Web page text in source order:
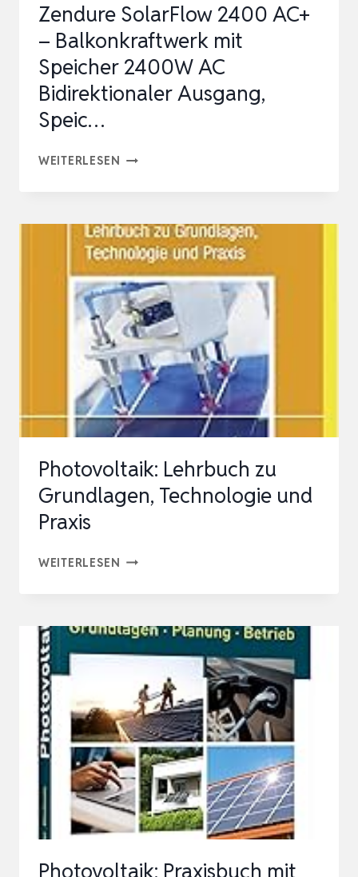
MIT
SPEICHER,1,6K…
Zendure SolarFlow 2400 AC+
– Balkonkraftwerk mit
Speicher 2400W AC
Bidirektionaler Ausgang,
Speic…
WEITERLESEN ZENDURE
AC+
–
BALKONKRAFTWERK
MIT
SPEICHER
2400W
AC
BIDIREKTIONALER
AUSGANG,
Photovoltaik: Lehrbuch zu
Grundlagen, Technologie und
Praxis
WEITERLESEN PHOTOVOLTAIK:
GRUNDLAGEN,
TECHNOLOGIE
UND
PRAXIS
Photovoltaik: Praxisbuch mit